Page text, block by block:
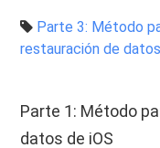
Parte 3: Método
restauración de
Parte 1: Método
datos de iOS